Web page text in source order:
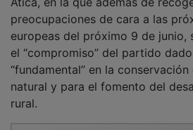
preocupaciones de cara a las
europeas del próximo 9 de junio,
el “compromiso” del partido
“fundamental” en la
natural y para el fomento del
rural.